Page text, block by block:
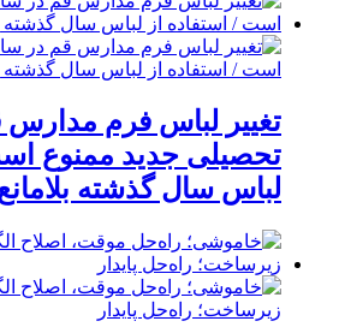
تغییر لباس فرم
تحصیلی جدید ممنوع
لباس سال گذشته